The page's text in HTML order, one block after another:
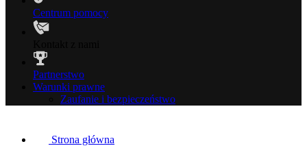
Centrum pomocy
Partnerstwo
Warunki prawne
Zaufanie i bezpieczeństwo
Strona główna